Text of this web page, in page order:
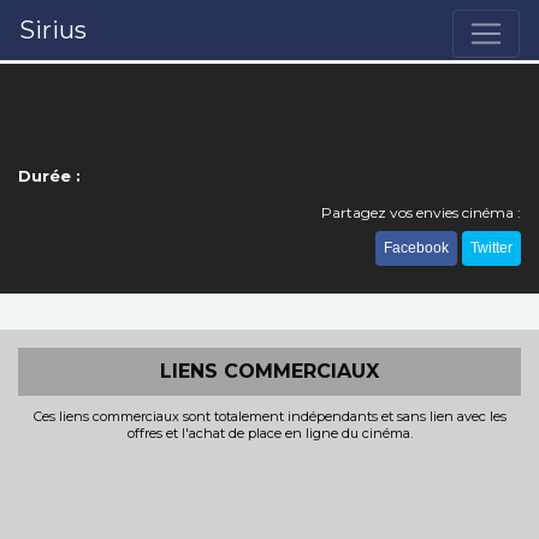
Sirius
Durée :
Partagez vos envies cinéma :
Facebook Twitter
LIENS COMMERCIAUX
Ces liens commerciaux sont totalement indépendants et sans lien avec les
offres et l'achat de place en ligne du cinéma.